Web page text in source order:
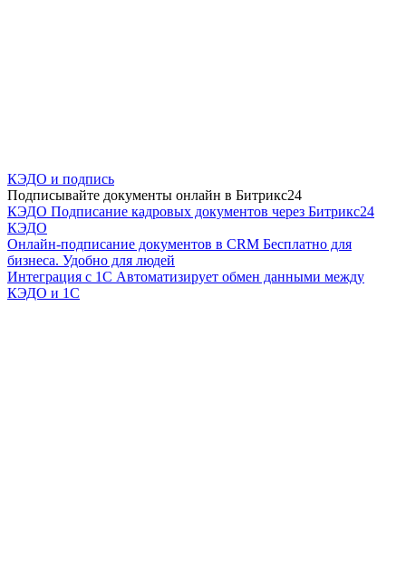
КЭДО и подпись
Подписывайте документы онлайн в Битрикс24
КЭДО Подписание кадровых документов через Битрикс24
КЭДО
Онлайн-подписание документов в CRM Бесплатно для
бизнеса. Удобно для людей
Интеграция с 1С Автоматизирует обмен данными между
КЭДО и 1С